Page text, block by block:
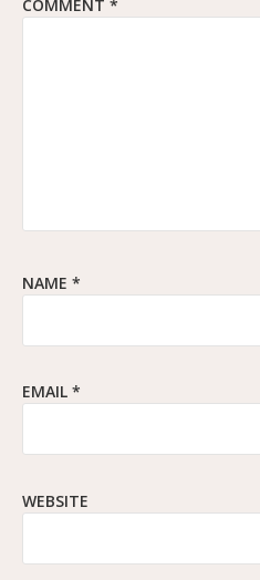
COMMENT *
NAME *
EMAIL *
WEBSITE